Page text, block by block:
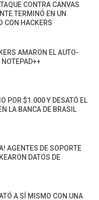
CONTRA CANVAS
TERMINÓ EN UN
CON HACKERS
AMARON EL AUTO-
POR $1.000 Y DESATÓ EL
LA BANCA DE BRASIL
AGENTES DE SOPORTE
DATOS DE
A SÍ MISMO CON UNA